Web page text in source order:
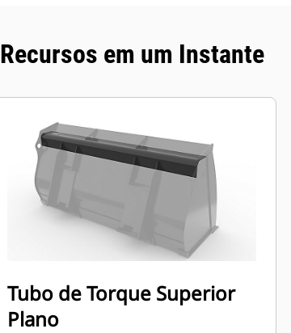
Recursos em um Instante
Tubo de Torque Superior
Plano